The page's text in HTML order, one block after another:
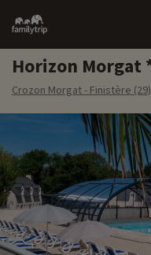
Family
trip
Horizon Morgat
Crozon Morgat - Finistère (29)